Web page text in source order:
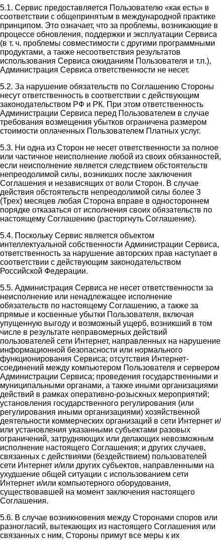
5.1. Сервис предоставляется Пользователю «как есть» в
соответствии с общепринятым в международной практике
принципом. Это означает, что за проблемы, возникающие в
процессе обновления, поддержки и эксплуатации Сервиса
(в т. ч. проблемы совместимости с другими программными
продуктами, а также несоответствия результатов
использования Сервиса ожиданиям Пользователя и т.п.),
Администрация Сервиса ответственности не несет.
5.2. За нарушение обязательств по Соглашению Стороны
несут ответственность в соответствии с действующим
законодательством РФ и РК. При этом ответственность
Администрации Сервиса перед Пользователем в случае
требования возмещения убытков ограничена размером
стоимости оплаченных Пользователем Платных услуг.
5.3. Ни одна из Сторон не несет ответственности за полное
или частичное неисполнение любой из своих обязанностей,
если неисполнение является следствием обстоятельств
непреодолимой силы, возникших после заключения
Соглашения и независящих от воли Сторон. В случае
действия обстоятельств непреодолимой силы более 3
(Трех) месяцев любая Сторона вправе в одностороннем
порядке отказаться от исполнения своих обязательств по
настоящему Соглашению (расторгнуть Соглашение).
5.4. Поскольку Сервис является объектом
интеллектуальной собственности Администрации Сервиса,
ответственность за нарушение авторских прав наступает в
соответствии с действующим законодательством
Российской Федерации.
5.5. Администрация Сервиса не несет ответственности за
неисполнение или ненадлежащее исполнение
обязательств по настоящему Соглашению, а также за
прямые и косвенные убытки Пользователя, включая
упущенную выгоду и возможный ущерб, возникший в том
числе в результате неправомерных действий
пользователей сети Интернет, направленных на нарушение
информационной безопасности или нормального
функционирования Сервиса; отсутствия Интернет-
соединений между компьютером Пользователя и сервером
Администрации Сервиса; проведения государственными и
муниципальными органами, а также иными организациями
действий в рамках оперативно-розыскных мероприятий;
установления государственного регулирования (или
регулирования иными организациями) хозяйственной
деятельности коммерческих организаций в сети Интернет и/
или установления указанными субъектами разовых
ограничений, затрудняющих или делающих невозможным
исполнение настоящего Соглашения; и других случаев,
связанных с действиями (бездействием) пользователей
сети Интернет и/или других субъектов, направленными на
ухудшение общей ситуации с использованием сети
Интернет и/или компьютерного оборудования,
существовавшей на момент заключения настоящего
Соглашения.
5.6. В случае возникновения между Сторонами споров или
разногласий, вытекающих из настоящего Соглашения или
связанных с ним, Стороны примут все меры к их